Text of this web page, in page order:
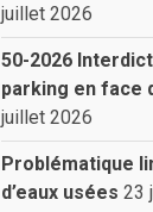
juillet 2026
50-2026
parking en face
juillet 2026
Problématique
d’eaux usées 23